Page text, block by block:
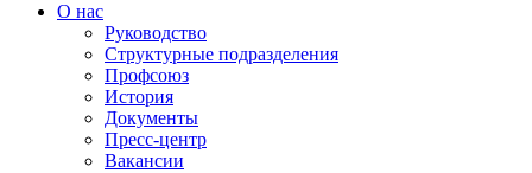
О нас
Руководство
Структурные подразделения
Профсоюз
История
Документы
Пресс-центр
Вакансии